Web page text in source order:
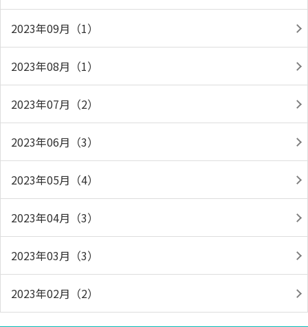
2023年09月（1）
2023年08月（1）
2023年07月（2）
2023年06月（3）
2023年05月（4）
2023年04月（3）
2023年03月（3）
2023年02月（2）